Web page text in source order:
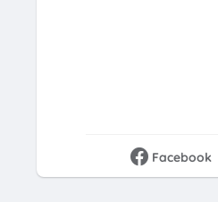
Facebook